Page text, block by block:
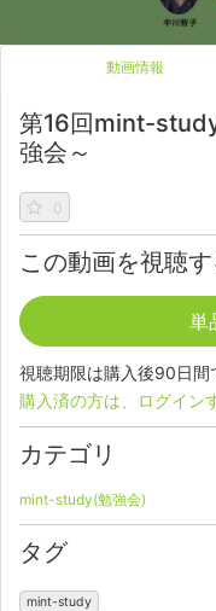
動画情報
第16回mint-
強会～
0
この動画を視聴
単
視聴期限は購入後90日間
購入済の方は、ログイン
カテゴリ
mint-study(勉強会)
タグ
mint-study